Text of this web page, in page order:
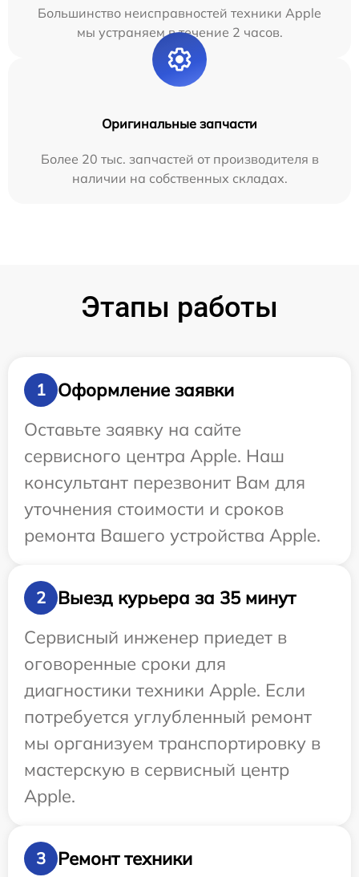
Большинство неисправностей техники Apple
мы устраняем в течение 2 часов.
Оригинальные запчасти
Более 20 тыс. запчастей от производителя в
наличии на собственных складах.
Этапы работы
1
Оформление заявки
Оставьте заявку на сайте
сервисного центра Apple. Наш
консультант перезвонит Вам для
уточнения стоимости и сроков
ремонта Вашего устройства Apple.
2
Выезд курьера за 35 минут
Сервисный инженер приедет в
оговоренные сроки для
диагностики техники Apple. Если
потребуется углубленный ремонт
мы организуем транспортировку в
мастерскую в сервисный центр
Apple.
3 Ремонт техники